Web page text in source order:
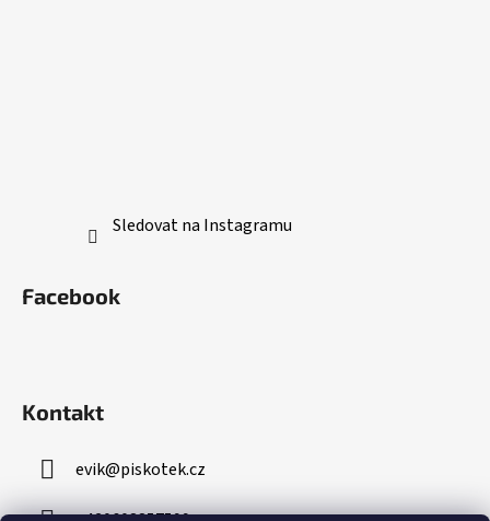
Sledovat na Instagramu
Facebook
Kontakt
evik@piskotek.cz